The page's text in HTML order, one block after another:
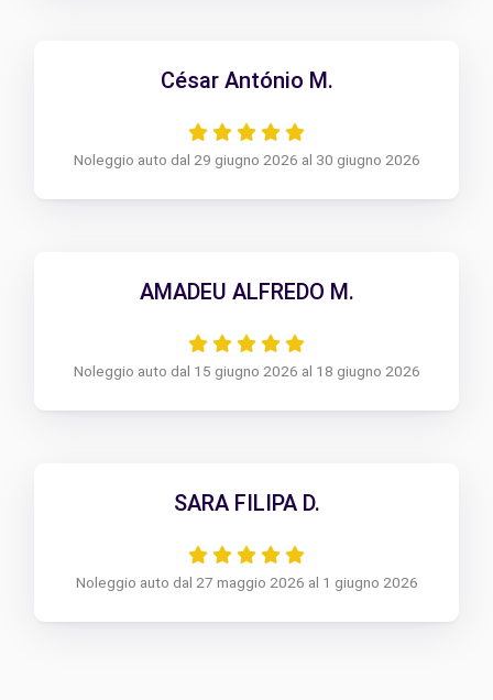
César António M.
Noleggio auto dal 29 giugno 2026 al 30 giugno 2026
AMADEU ALFREDO M.
Noleggio auto dal 15 giugno 2026 al 18 giugno 2026
SARA FILIPA D.
Noleggio auto dal 27 maggio 2026 al 1 giugno 2026